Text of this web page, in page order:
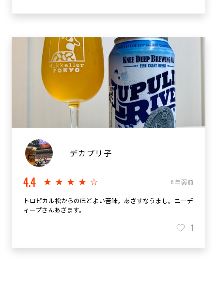
デカプリ子
4.4 ★★★★☆ 6年弱前
トロピカル松からのほどよい苦味。あざすなうまし。ニーデ
ィープさんあざます。
1